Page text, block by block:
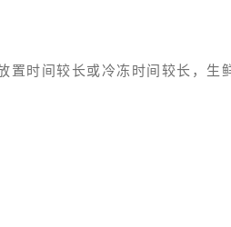
时间较长或冷冻时间较长，生